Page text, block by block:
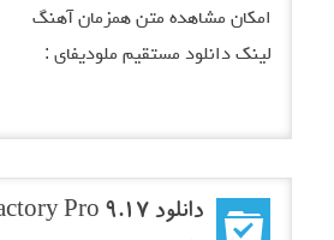
امکان مشاهده متن همزمان آهنگ
لینک دانلود مستقیم ملودیفای :
دانلود pdfFactory Pro 9.17 – نرم افزار ساخت پی دی اف